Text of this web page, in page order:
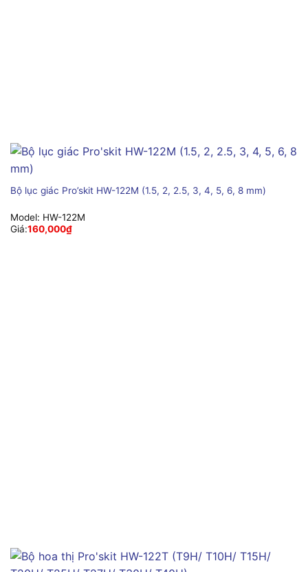
Bộ lục giác Pro’skit HW-122M (1.5, 2, 2.5, 3, 4, 5, 6, 8 mm)
Model: HW-122M
Giá:160,000₫